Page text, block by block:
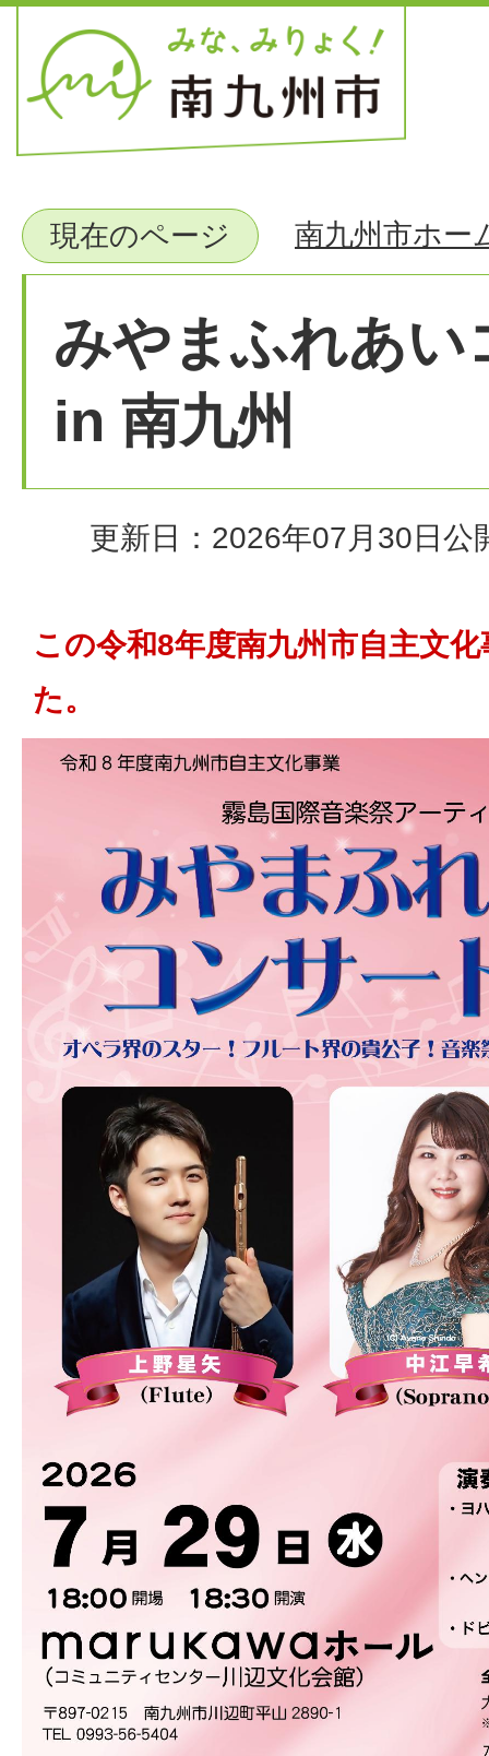
現在のページ 南九州市ホー
みやまふれあい
in 南九州
更新日：2026年07月30日 公
この令和8年度南九州市自主文
た。